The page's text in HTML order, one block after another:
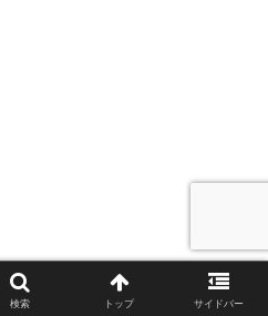
検索 トップ サイドバー